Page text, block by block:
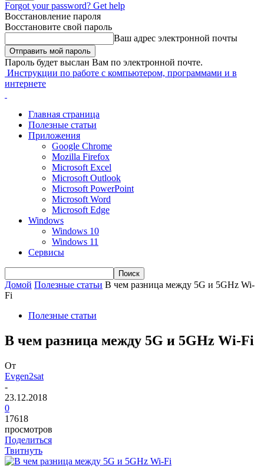
Forgot your password? Get help
Восстановление пароля
Восстановите свой пароль
Ваш адрес электронной почты
Пароль будет выслан Вам по электронной почте.
Инструкции по работе с компьютером, программами и в
интернете
Главная страница
Полезные статьи
Приложения
Google Chrome
Mozilla Firefox
Microsoft Excel
Microsoft Outlook
Microsoft PowerPoint
Microsoft Word
Microsoft Edge
Windows
Windows 10
Windows 11
Сервисы
Домой Полезные статьи В чем разница между 5G и 5GHz Wi-
Fi
Полезные статьи
В чем разница между 5G и 5GHz Wi-Fi
От
Evgen2sat
-
23.12.2018
0
17618
просмотров
Поделиться
Твитнуть